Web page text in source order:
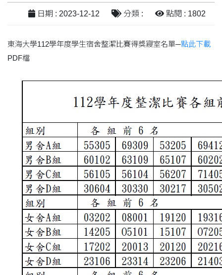
日期 : 2023-12-12 分類 : 點閱 : 1802
東海大學112學年度學生宿舍整潔比賽得獎寢室名單─點此下載
PDF檔